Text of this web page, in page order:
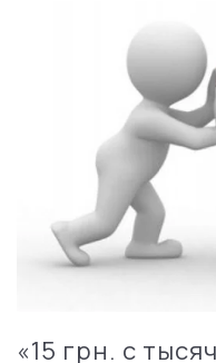
«15 грн. с